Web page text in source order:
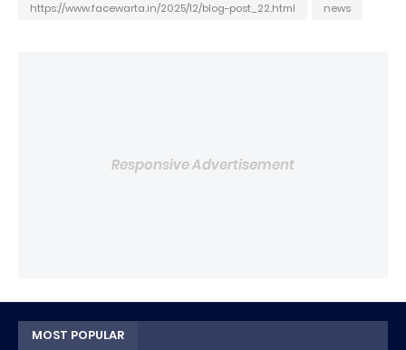
https://www.facewarta.in/2025/12/blog-post_22.html
news
Responsive Advertisement
MOST POPULAR